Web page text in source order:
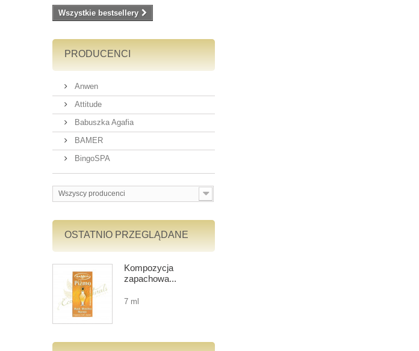
Wszystkie bestsellery
PRODUCENCI
Anwen
Attitude
Babuszka Agafia
BAMER
BingoSPA
Wszyscy producenci
OSTATNIO PRZEGLĄDANE
Kompozycja
zapachowa...
7 ml